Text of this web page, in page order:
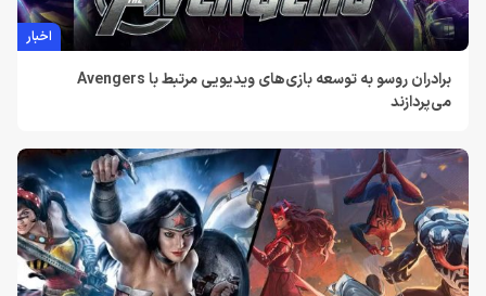
اخبار
برادران روسو به توسعه بازی‌های ویدیویی مرتبط با Avengers
می‌پردازند